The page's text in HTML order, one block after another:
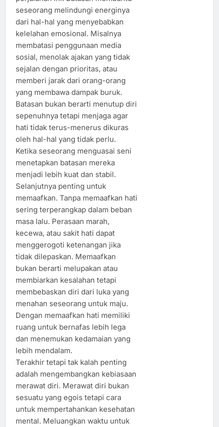
seseorang melindungi energinya
dari hal-hal yang menyebabkan
kelelahan emosional. Misalnya
membatasi penggunaan media
sosial, menolak ajakan yang tidak
sejalan dengan prioritas, atau
memberi jarak dari orang-orang
yang membawa dampak buruk.
Batasan bukan berarti menutup diri
sepenuhnya tetapi menjaga agar
hati tidak terus-menerus dikuras
oleh hal-hal yang tidak perlu.
Ketika seseorang menguasai seni
menetapkan batasan mereka
menjadi lebih kuat dan stabil.
Selanjutnya penting untuk
memaafkan. Tanpa memaafkan hati
sering terperangkap dalam beban
masa lalu. Perasaan marah,
kecewa, atau sakit hati dapat
menggerogoti ketenangan jika
tidak dilepaskan. Memaafkan
bukan berarti melupakan atau
membiarkan kesalahan tetapi
membebaskan diri dari luka yang
menahan seseorang untuk maju.
Dengan memaafkan hati memiliki
ruang untuk bernafas lebih lega
dan menemukan kedamaian yang
lebih mendalam.
Terakhir tetapi tak kalah penting
adalah mengembangkan kebiasaan
merawat diri. Merawat diri bukan
sesuatu yang egois tetapi cara
untuk mempertahankan kesehatan
mental. Meluangkan waktu untuk